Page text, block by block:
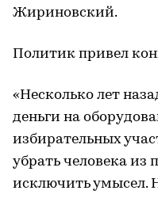
Жириновский.
Политик привел
«Несколько лет
деньги на
избирательных
убрать человека из
исключить умысел.